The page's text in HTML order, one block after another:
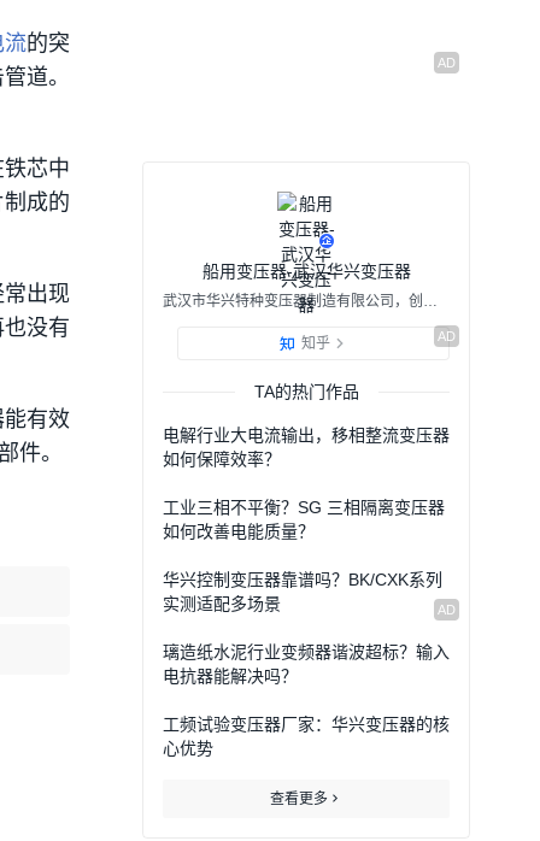
流的突
道。
芯中
成的
出现
没有
有效
件。
船用变压器-武汉华兴变压器
武汉市华兴特种变压器制造有限公司，创立于1991年，位于武汉市长江新区阳逻港华中国际产业园D-F5，拥有现代化的标准厂房，是一家专注于特种变压器和电抗器研发制造的“专精特新”型高新技术企业。公司自成立以来，通过自主创新，先后开发研制出一大批高技术含量产品，如：海洋平台和舰船电力推进24脉波移相整流变压器；兆瓦级风电系统变压器及电抗器；清洁绿色能源领域各式、直流电抗器、高频电抗器；高电位隔离变压器、YDG系列高压试验变压器、SCB系列环氧浇注干式变压器、CSD系列船用变压器、JBK系列控制变压器、SG系列三相干式变压器及各类电抗器，市场占有率高。 经过30多年的发展，公司人才队伍不断发展壮大，培养了大批一专多能的生产精英，并打造出创新的技术研发团队、坚持不懈的营销团队、严谨务实的运营团队。我们获得了中国船级社质量体系认证，取得了中国船级社船用变压器的型式认可证书，并先后通过德国DNVGL、法国BV、英国LR、美国ABS、意大利RINA、俄罗斯RS船级社产品质量检验，拥有欧盟CE认证及3项发明专利和二十九项实用新型专利证书；通过了两化融合管理体系贯标、获评“湖北省专精特新中小企业”荣誉称号。
知乎
TA的热门作品
电解行业大电流输出，移相整流变压器
如何保障效率？
工业三相不平衡？SG 三相隔离变压器
如何改善电能质量？
华兴控制变压器靠谱吗？BK/CXK系列
实测适配多场景
璃造纸水泥行业变频器谐波超标？输入
电抗器能解决吗？
工频试验变压器厂家：华兴变压器的核
心优势
查看更多